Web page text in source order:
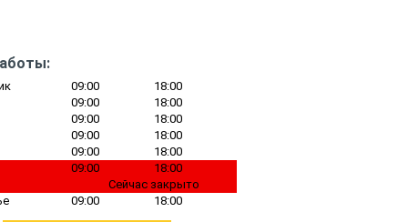
09:00
18:00
09:00
18:00
09:00
18:00
09:00
18:00
09:00
18:00
09:00
18:00
Сейчас закрыто
09:00 18:00